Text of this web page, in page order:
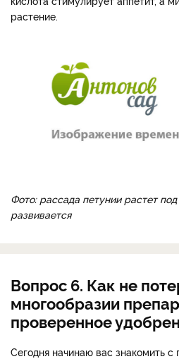
растение.
Фото: рассада петунии растет
развивается
Вопрос 6. Как не
многообразии
проверенное
Сегодня начинаю вас знакомить